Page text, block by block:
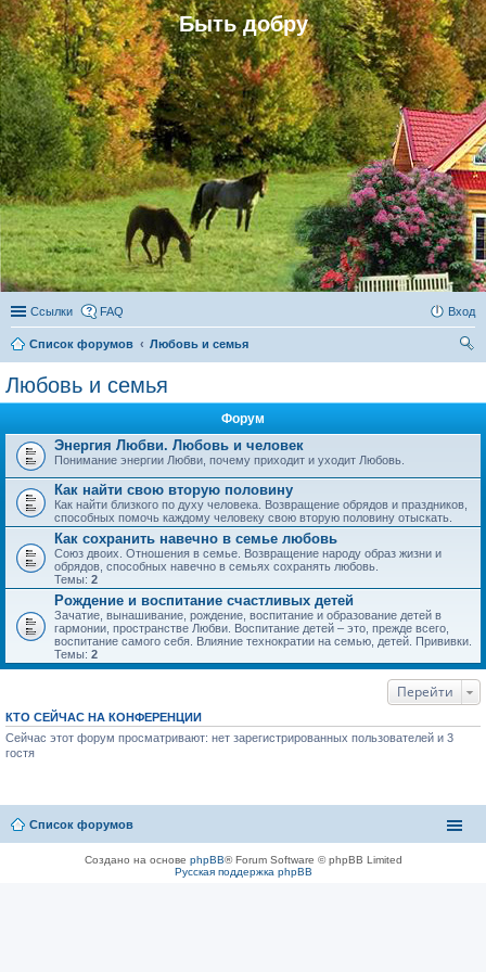
Быть добру
Ссылки FAQ Вход
Список форумов
Любовь и семья
Любовь и семья
Форум
Энергия Любви. Любовь и человек
Понимание энергии Любви, почему приходит и уходит Любовь.
Как найти свою вторую половину
Как найти близкого по духу человека. Возвращение обрядов и праздников,
способных помочь каждому человеку свою вторую половину отыскать.
Как сохранить навечно в семье любовь
Союз двоих. Отношения в семье. Возвращение народу образ жизни и
обрядов, способных навечно в семьях сохранять любовь.
Темы: 2
Рождение и воспитание счастливых детей
Зачатие, вынашивание, рождение, воспитание и образование детей в
гармонии, пространстве Любви. Воспитание детей – это, прежде всего,
воспитание самого себя. Влияние технократии на семью, детей. Прививки.
Темы: 2
Перейти
КТО СЕЙЧАС НА КОНФЕРЕНЦИИ
Сейчас этот форум просматривают: нет зарегистрированных пользователей и 3
гостя
Список форумов
Создано на основе phpBB® Forum Software © phpBB Limited
Русская поддержка phpBB